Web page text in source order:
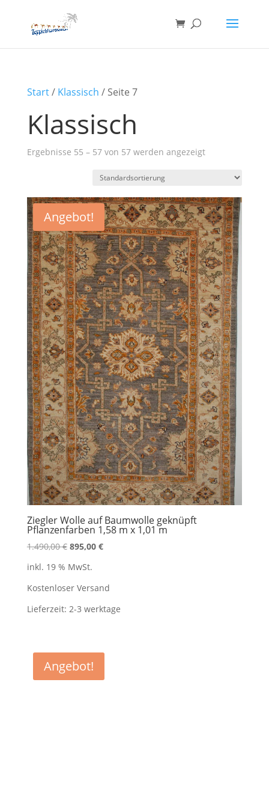
Start/ Klassisch / Seite 7
Klassisch
Ergebnisse 55 – 57 von 57 werden angezeigt
Angebot!
Ziegler Wolle auf Baumwolle geknüpft
Pflanzenfarben 1,58 m x 1,01 m
1.490,00€ Ursprünglicher
war:
1.490,00 €
895,00 €Aktueller
895,00 €.
inkl. 19 % MwSt.
Kostenloser Versand
Lieferzeit: 2-3 werktage
Angebot!